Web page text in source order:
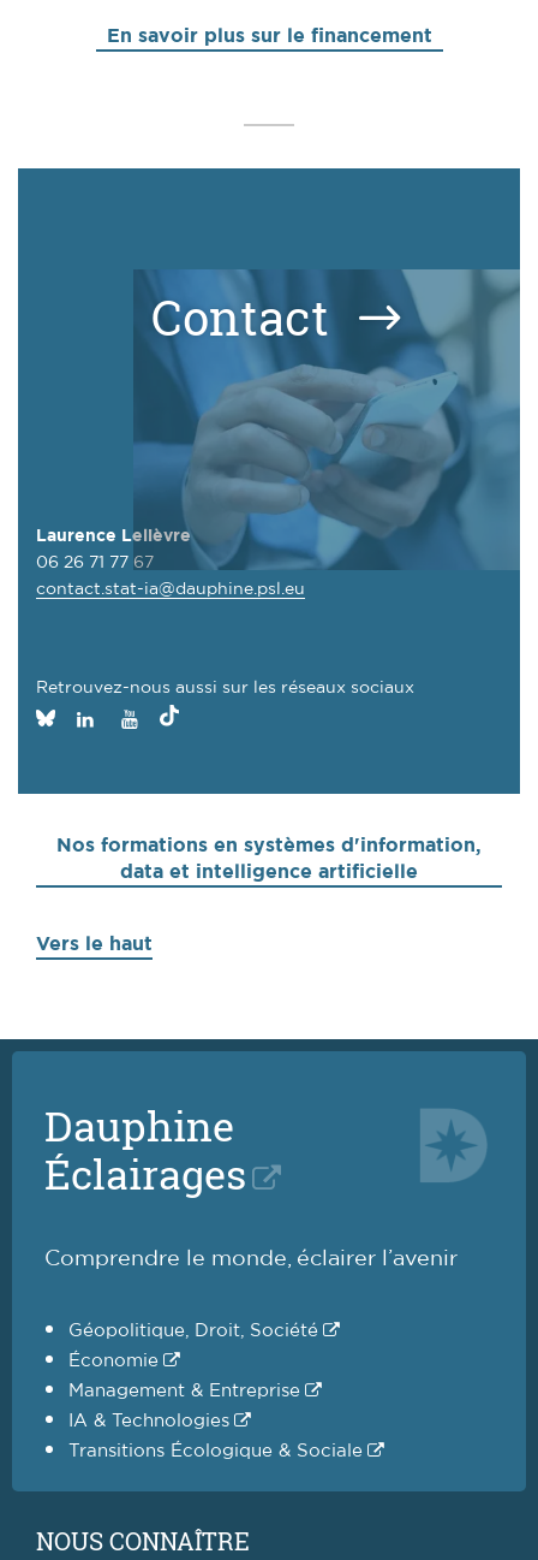
En savoir plus sur le financement
Contact
Laurence Lelièvre
06 26 71 77 67
contact.stat-ia@dauphine.psl.eu
Retrouvez-nous aussi sur les réseaux sociaux
Paris
Bluesky
Paris
LinkedIn
Paris
YouTube
Paris
Tiktok
Nos formations en systèmes d'information,
data et intelligence artificielle
Vers le haut
Dauphine
Éclairages
Comprendre le monde, éclairer l’avenir
Géopolitique, Droit, Société
Économie
Management & Entreprise
IA & Technologies
Transitions Écologique & Sociale
NOUS CONNAÎTRE